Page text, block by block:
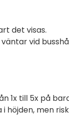
det visas.
vid
1x till 5x på
höjden, men